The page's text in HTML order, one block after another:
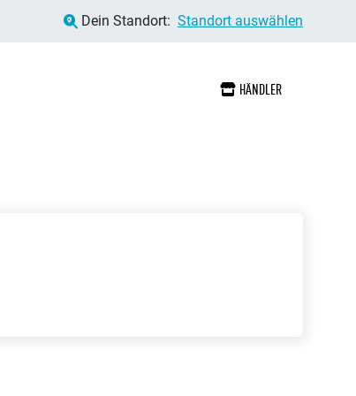
Dein Standort: Standort auswählen
HÄNDLER